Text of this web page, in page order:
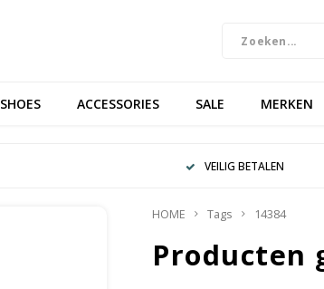
SHOES ACCESSORIES SALE MERKEN
VEILIG BETALEN
HOME Tags 14384
Producten